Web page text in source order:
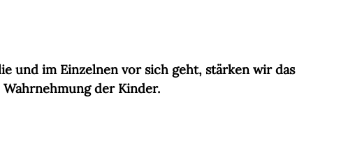
und im Einzelnen vor sich geht, stärken wir das
der Kinder.